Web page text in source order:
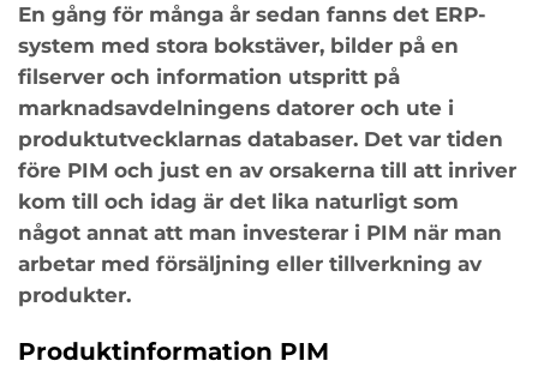
En gång för många år sedan fanns det ERP-
system med stora bokstäver, bilder på en
filserver och information utspritt på
marknadsavdelningens datorer och ute i
produktutvecklarnas databaser. Det var tiden
före PIM och just en av orsakerna till att inriver
kom till och idag är det lika naturligt som
något annat att man investerar i PIM när man
arbetar med försäljning eller tillverkning av
produkter.
Produktinformation PIM